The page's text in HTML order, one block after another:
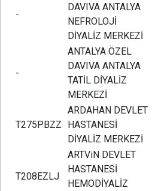
-
DAVIVA ANTALYA
NEFROLOJİ
DİYALİZ MERKEZİ
-
ANTALYA ÖZEL
DAVIVA ANTALYA
TATİL DİYALİZ
MERKEZİ
T275PBZZ
ARDAHAN DEVLET
HASTANESİ
DİYALİZ MERKEZİ
T208EZLJ
ARTViN DEVLET
HASTANESİ
HEMODİYALİZ